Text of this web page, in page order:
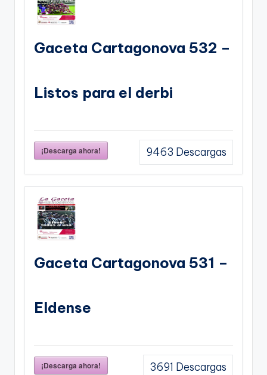
Gaceta Cartagonova 532 –
Listos para el derbi
¡Descarga ahora! 9463 Descargas
Gaceta Cartagonova 531 –
Eldense
¡Descarga ahora! 3691 Descargas